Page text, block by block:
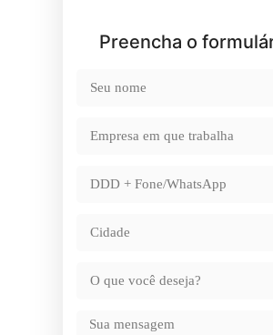
Preencha o